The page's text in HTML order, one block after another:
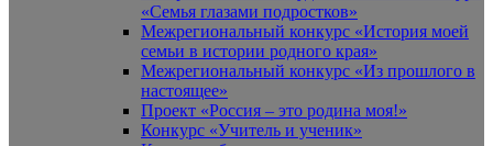
«Семья глазами подростков»
Межрегиональный конкурс «История моей
семьи в истории родного края»
Межрегиональный конкурс «Из прошлого в
настоящее»
Проект «Россия – это родина моя!»
Конкурс «Учитель и ученик»